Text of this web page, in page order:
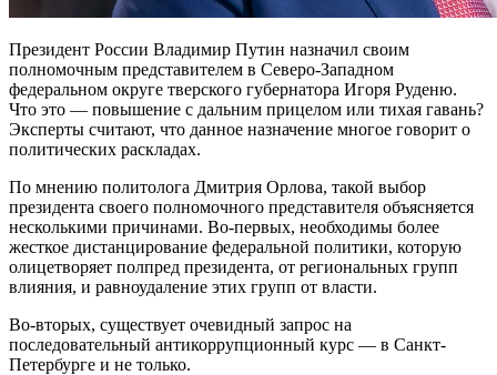
Президент России Владимир Путин назначил своим
полномочным представителем в Северо-Западном
федеральном округе тверского губернатора Игоря Руденю.
Что это — повышение с дальним прицелом или тихая гавань?
Эксперты считают, что данное назначение многое говорит о
политических раскладах.
По мнению политолога Дмитрия Орлова, такой выбор
президента своего полномочного представителя объясняется
несколькими причинами. Во-первых, необходимы более
жесткое дистанцирование федеральной политики, которую
олицетворяет полпред президента, от региональных групп
влияния, и равноудаление этих групп от власти.
Во-вторых, существует очевидный запрос на
последовательный антикоррупционный курс — в Санкт-
Петербурге и не только.